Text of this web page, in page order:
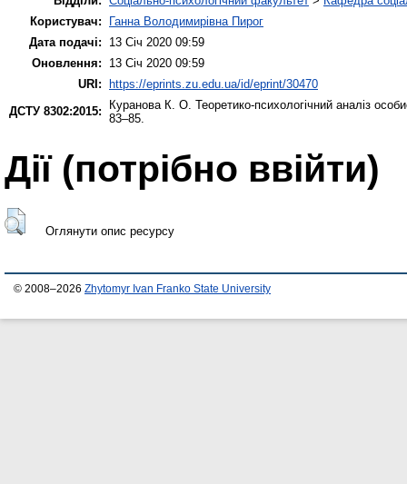
Користувач:
Ганна Володимирівна Пирог
Дата подачі:
13 Січ 2020 09:59
Оновлення:
13 Січ 2020 09:59
URI:
https://eprints.zu.edu.ua/id/eprint/30470
ДСТУ 8302:2015:
Куранова К. О. Теоретико-психологічний аналіз
83–85.
Дії ​​(потрібно ввійти)
Оглянути опис ресурсу
© 2008–2026 Zhytomyr Ivan Franko State University